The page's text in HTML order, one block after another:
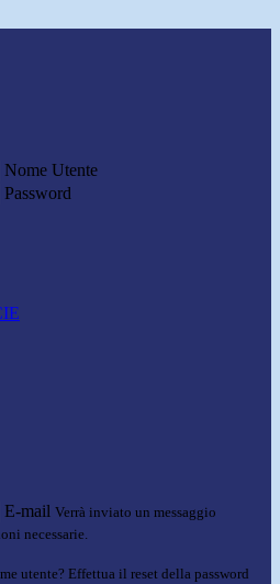
Nome Utente
Password
E-mail Verrà inviato un messaggio
necessarie.
utente? Effettua il reset della password